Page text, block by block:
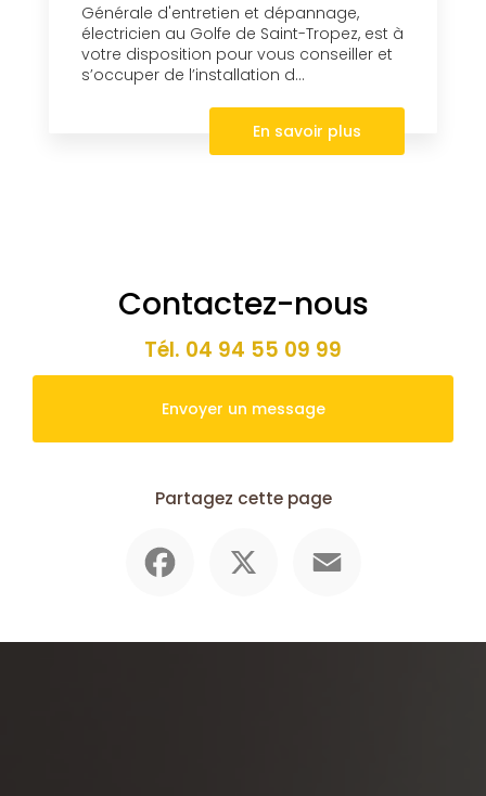
Générale d'entretien et dépannage,
électricien au Golfe de Saint-Tropez, est à
votre disposition pour vous conseiller et
s’occuper de l’installation d...
En savoir plus
Contactez-nous
Tél. 04 94 55 09 99
Envoyer un message
Partagez cette page